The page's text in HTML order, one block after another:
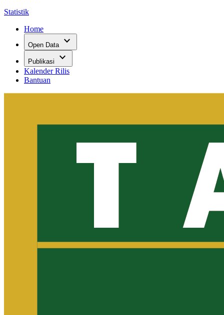
Statistik
Home
Open Data expand_more
Publikasi expand_more
Kalender Rilis
Bantuan